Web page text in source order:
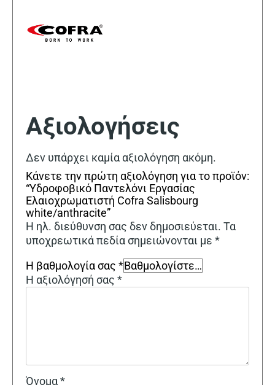
Αξιολογήσεις
Δεν υπάρχει καμία αξιολόγηση ακόμη.
Κάνετε την πρώτη αξιολόγηση για το προϊόν:
“Υδροφοβικό Παντελόνι Εργασίας
Ελαιοχρωματιστή Cofra Salisbourg
white/anthracite”
Η ηλ. διεύθυνση σας δεν δημοσιεύεται. Τα
υποχρεωτικά πεδία σημειώνονται με *
Η βαθμολογία σας *
Η αξιολόγησή σας *
Όνομα*